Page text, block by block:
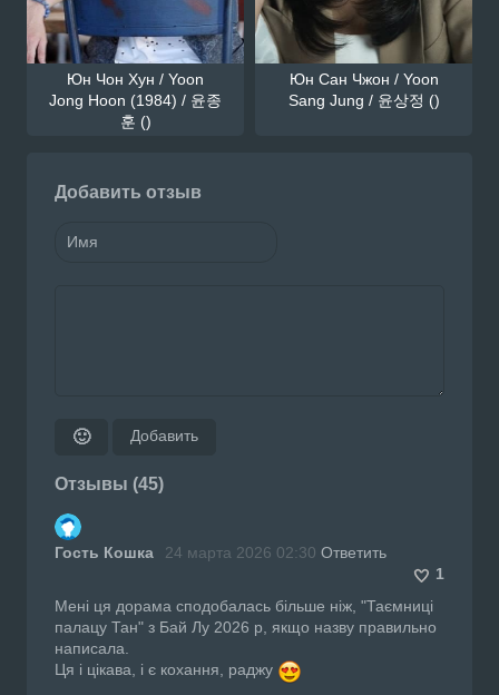
Юн Чон Хун / Yoon
Jong Hoon (1984) / 윤종
훈 ()
Юн Сан Чжон / Yoon
Sang Jung / 윤상정 ()
Добавить отзыв
🙂 Добавить
Отзывы (45)
Гость Кошка 24 марта 2026 02:30 Ответить
1
Мені ця дорама сподобалась більше ніж, "Таємниці
палацу Тан" з Бай Лу 2026 р, якщо назву правильно
написала.
Ця і цікава, і є кохання, раджу